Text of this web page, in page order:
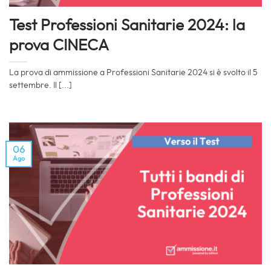
Test Professioni Sanitarie 2024: la
prova CINECA
La prova di ammissione a Professioni Sanitarie 2024 si è svolto il 5
settembre. Il [...]
06
Ago